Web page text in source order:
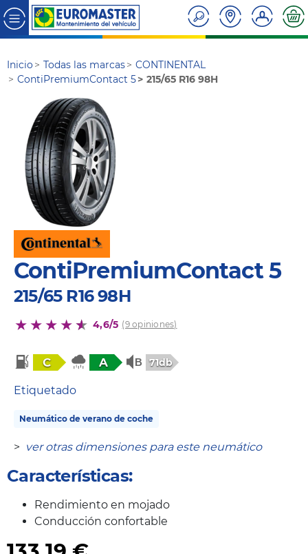
Inicio Todas las marcas
CONTINENTAL
ContiPremiumContact 5
215/65 R16 98H
ContiPremiumContact 5
215/65 R16 98H
4,6/5 (9 opiniones)
C A 71db
Etiquetado
Neumático de verano de coche
> ver otras dimensiones para este neumático
Características:
Rendimiento en mojado
Conducción confortable